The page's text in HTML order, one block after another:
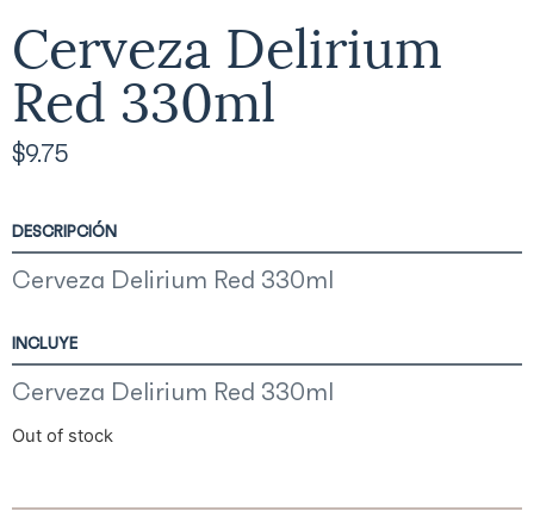
Cerveza Delirium
Red 330ml
$9.75
DESCRIPCIÓN
Cerveza Delirium Red 330ml
INCLUYE
Cerveza Delirium Red 330ml
Out of stock